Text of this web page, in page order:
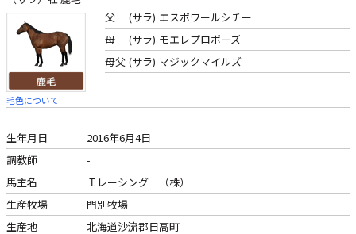
毛色について
父 (サラ) エスポワールシチー
母
(サラ) モエレプロポーズ
母父 (サラ) マジックマイルズ
生年月日
2016年6月4日
調教師
-
馬主名
Ｉレーシング （株）
生産牧場
門別牧場
生産地
北海道沙流郡日高町